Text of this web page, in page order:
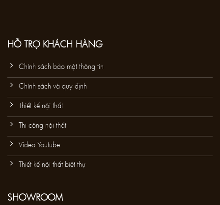
HỖ TRỢ KHÁCH HÀNG
Chính sách bảo mật thông tin
Chính sách và quy định
Thiết kế nội thất
Thi công nội thất
Video Youtube
Thiết kế nội thất biệt thự
SHOWROOM